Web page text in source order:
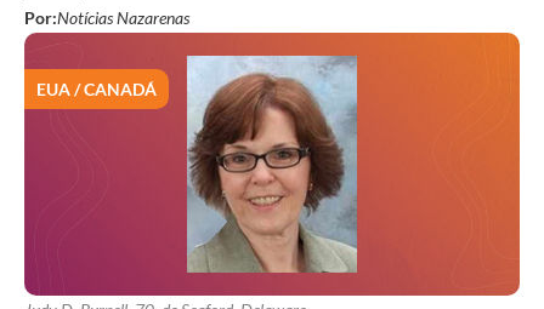
Por:Notícias Nazarenas
EUA / CANADÁ